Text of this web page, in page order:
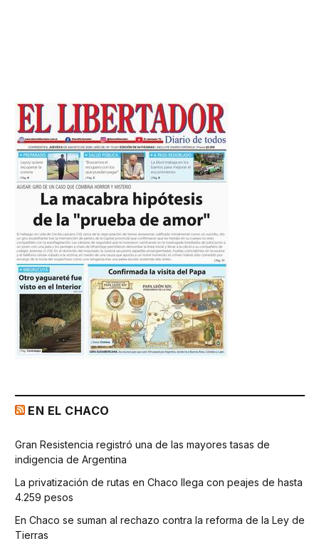
EN EL CHACO
Gran Resistencia registró una de las mayores tasas de
indigencia de Argentina
La privatización de rutas en Chaco llega con peajes de hasta
4.259 pesos
En Chaco se suman al rechazo contra la reforma de la Ley de
Tierras